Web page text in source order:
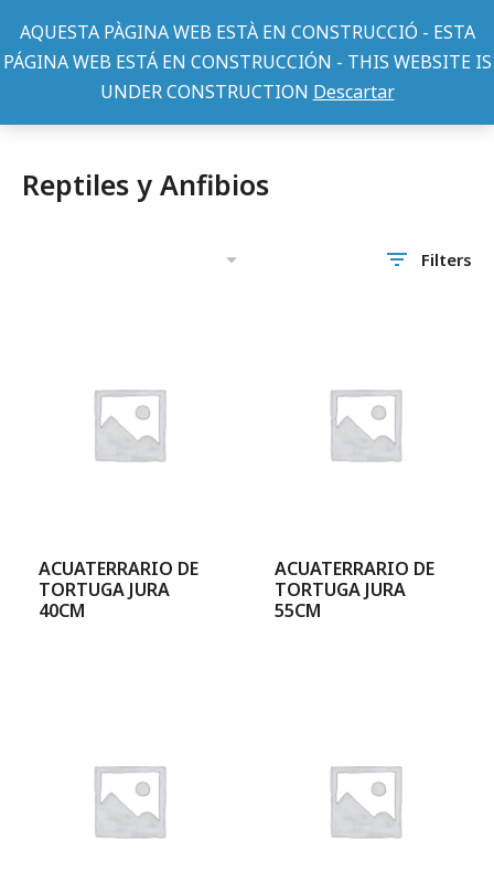
AQUESTA PÀGINA WEB ESTÀ EN CONSTRUCCIÓ - ESTA
PÁGINA WEB ESTÁ EN CONSTRUCCIÓN - THIS WEBSITE IS
UNDER CONSTRUCTION Descartar
Reptiles y Anfibios
Filters
ACUATERRARIO DE
TORTUGA JURA
40CM
ACUATERRARIO DE
TORTUGA JURA
55CM